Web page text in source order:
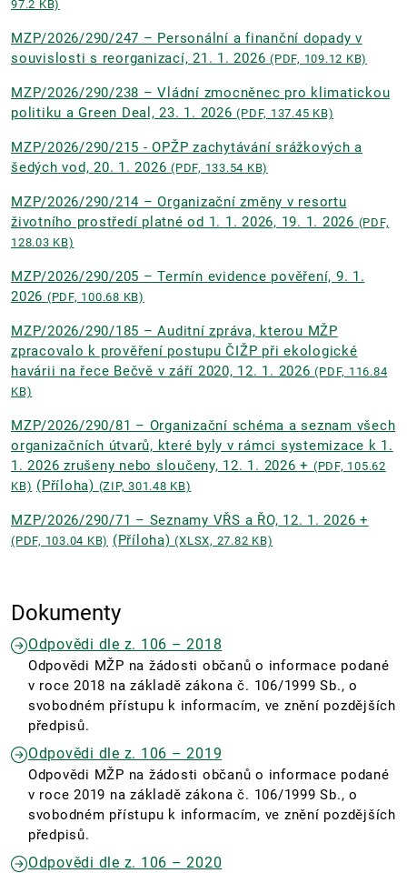
97.2 KB)
MZP/2026/290/247 – Personální a finanční dopady v
souvislosti s reorganizací, 21. 1. 2026 (PDF, 109.12 KB)
MZP/2026/290/238 – Vládní zmocněnec pro klimatickou
politiku a Green Deal, 23. 1. 2026(PDF, 137.45 KB)
MZP/2026/290/215 - OPŽP zachytávání srážkových a
šedých vod, 20. 1. 2026 (PDF, 133.54 KB)
MZP/2026/290/214 – Organizační změny v resortu
životního prostředí platné od 1. 1. 2026, 19. 1. 2026 (PDF,
128.03 KB)
MZP/2026/290/205 – Termín evidence pověření, 9. 1.
2026 (PDF, 100.68 KB)
MZP/2026/290/185 – Auditní zpráva, kterou MŽP
zpracovalo k prověření postupu ČIŽP při ekologické
havárii na řece Bečvě v září 2020, 12. 1. 2026(PDF, 116.84
KB)
MZP/2026/290/81 – Organizační schéma a seznam všech
organizačních útvarů, které byly v rámci systemizace k 1.
1. 2026 zrušeny nebo sloučeny, 12. 1. 2026 + (PDF, 105.62
KB) (Příloha) (ZIP, 301.48 KB)
MZP/2026/290/71 – Seznamy VŘS a ŘO, 12. 1. 2026 +
(PDF, 103.04 KB) (Příloha)(XLSX, 27.82 KB)
Dokumenty
Odpovědi dle z. 106 – 2018
Odpovědi MŽP na žádosti občanů o informace podané
v roce 2018 na základě zákona č. 106/1999 Sb., o
svobodném přístupu k informacím, ve znění pozdějších
předpisů.
Odpovědi dle z. 106 – 2019
Odpovědi MŽP na žádosti občanů o informace podané
v roce 2019 na základě zákona č. 106/1999 Sb., o
svobodném přístupu k informacím, ve znění pozdějších
předpisů.
Odpovědi dle z. 106 – 2020